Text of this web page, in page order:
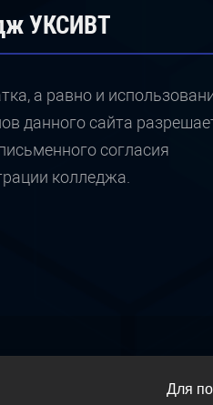
УКСИВТ
а равно и
данного сайта
согласия
колледжа.
Для